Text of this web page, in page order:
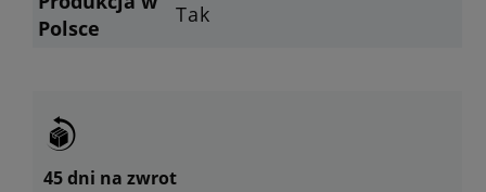
Polsce
Tak
45 dni na zwrot